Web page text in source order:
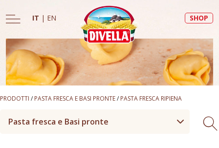
IT | EN SHOP
PRODOTTI / PASTA FRESCA E BASI PRONTE/ PASTA FRESCA RIPIENA
Pasta fresca e Basi pronte